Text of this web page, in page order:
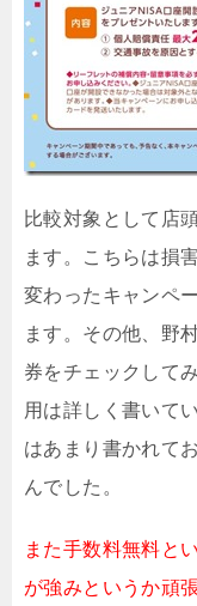
比較対象として店
ます。こちらは損
変わったキャンペ
ます。その他、野
券をチェックして
用は詳しく書いて
はあまり書かれて
んでした。
また手数料無料と
が強みというか頑